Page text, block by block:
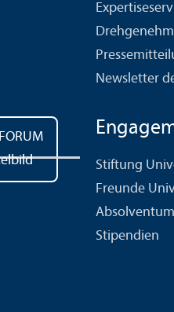
Newsletter
Stiftung
Freunde
Stipendien